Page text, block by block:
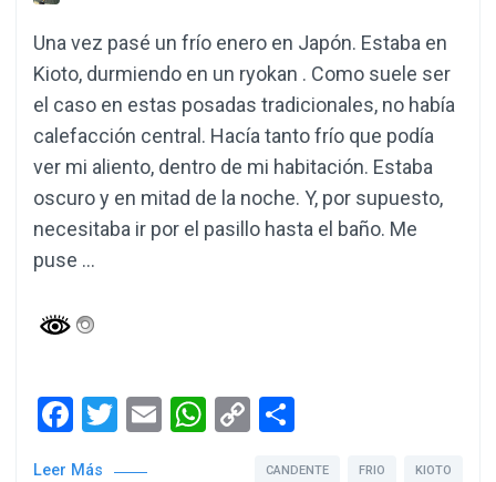
Una vez pasé un frío enero en Japón. Estaba en
Kioto, durmiendo en un ryokan . Como suele ser
el caso en estas posadas tradicionales, no había
calefacción central. Hacía tanto frío que podía
ver mi aliento, dentro de mi habitación. Estaba
oscuro y en mitad de la noche. Y, por supuesto,
necesitaba ir por el pasillo hasta el baño. Me
puse …
Facebook
Twitter
EmailWhatsApp
Copy
Leer Más CANDENTE FRIO KIOTO